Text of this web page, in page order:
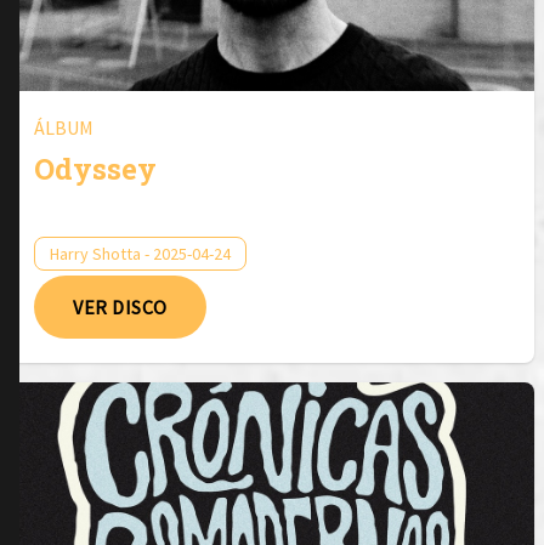
ÁLBUM
Odyssey
Harry Shotta - 2025-04-24
VER DISCO